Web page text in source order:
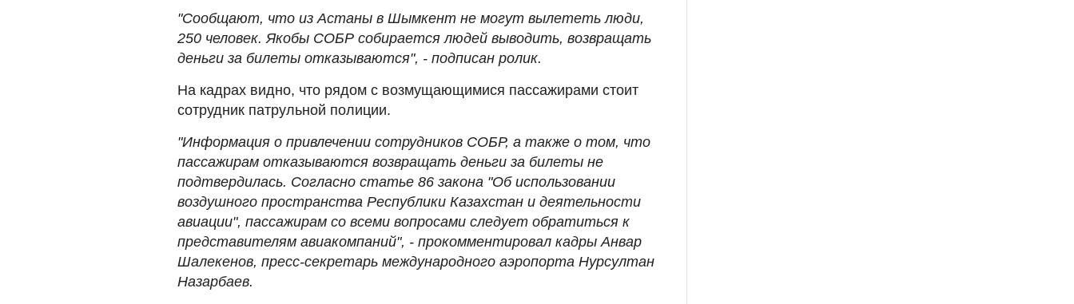
"Сообщают, что из Астаны в Шымкент не могут вылететь люди,
250 человек. Якобы СОБР собирается людей выводить, возвращать
деньги за билеты отказываются", - подписан ролик.
На кадрах видно, что рядом с возмущающимися пассажирами стоит
сотрудник патрульной полиции.
"Информация о привлечении сотрудников СОБР, а также о том, что
пассажирам отказываются возвращать деньги за билеты не
подтвердилась. Согласно статье 86 закона "Об использовании
воздушного пространства Республики Казахстан и деятельности
авиации", пассажирам со всеми вопросами следует обратиться к
представителям авиакомпаний", - прокомментировал кадры Анвар
Шалекенов, пресс-секретарь международного аэропорта Нурсултан
Назарбаев.